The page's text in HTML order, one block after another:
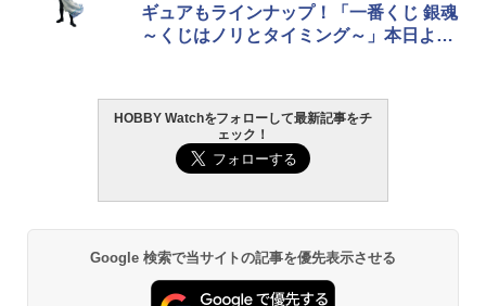
ギュアもラインナップ！「一番くじ 銀魂
～くじはノリとタイミング～」本日より
HOBBY Watchをフォローして最新記事をチ
ェック！
Google 検索で当サイトの記事を優先表示させる